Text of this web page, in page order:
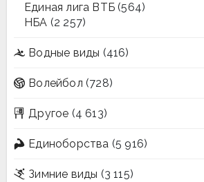
Единая лига ВТБ (564)
НБА (2 257)
Водные виды (416)
Волейбол (728)
Другое (4 613)
Единоборства (5 916)
Зимние виды (3 115)